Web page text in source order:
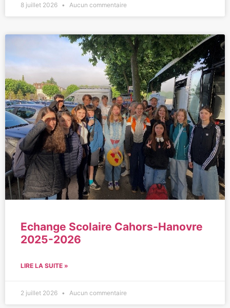
8 juillet 2026 Aucun commentaire
Echange Scolaire Cahors-Hanovre
2025-2026
LIRE LA SUITE »
2 juillet 2026 Aucun commentaire